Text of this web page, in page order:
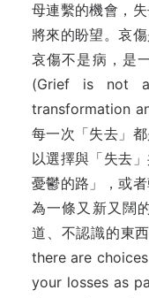
母連繫的機會，
將來的盼望。哀
哀傷不是病，是
(Grief is not
transformation
每一次「失去」
以選擇與「失去
憂鬱的路」，或
為一條又新又闊
道、不認識的東
there are
your losses as